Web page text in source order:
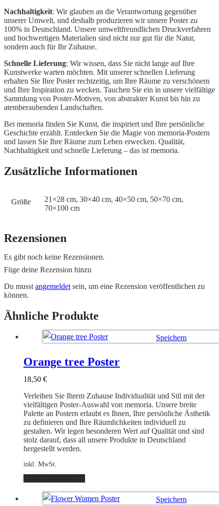
Nachhaltigkeit: Wir glauben an die Verantwortung gegenüber
unserer Umwelt, und deshalb produzieren wir unsere Poster zu
100% in Deutschland. Unsere umweltfreundlichen Druckverfahren
und hochwertigen Materialien sind nicht nur gut für die Natur,
sondern auch für Ihr Zuhause.
Schnelle Lieferung: Wir wissen, dass Sie nicht lange auf Ihre
Kunstwerke warten möchten. Mit unserer schnellen Lieferung
erhalten Sie Ihre Poster rechtzeitig, um Ihre Räume zu verschönern
und Ihre Inspiration zu wecken. Tauchen Sie ein in unsere vielfältige
Sammlung von Poster-Motiven, von abstrakter Kunst bis hin zu
atemberaubenden Landschaften.
Bei memoria finden Sie Kunst, die inspiriert und Ihre persönliche
Geschichte erzählt. Entdecken Sie die Magie von memoria-Postern
und lassen Sie Ihre Räume zum Leben erwecken. Qualität,
Nachhaltigkeit und schnelle Lieferung – das ist memoria.
Zusätzliche Informationen
Größe
21×28 cm, 30×40 cm, 40×50 cm, 50×70 cm,
70×100 cm
Rezensionen
Es gibt noch keine Rezensionen.
Füge deine Rezension hinzu
Du musst angemeldet sein, um eine Rezension veröffentlichen zu
können.
Ähnliche Produkte
Speichern
Orange tree Poster
18,50 €
Verleihen Sie Ihrem Zuhause Individualität und Stil mit der
vielfältigen Poster-Auswahl von memoria. Unsere breite
Palette an Postern erlaubt es Ihnen, Ihre persönliche Ästhetik
zu definieren und Ihre Räumlichkeiten individuell zu
gestalten. Wir legen besonderen Wert auf Qualität und sind
stolz darauf, dass all unsere Produkte in Deutschland
hergestellt werden.
inkl. MwSt.
Dieses
Produkt
weist
mehrere
Speichern